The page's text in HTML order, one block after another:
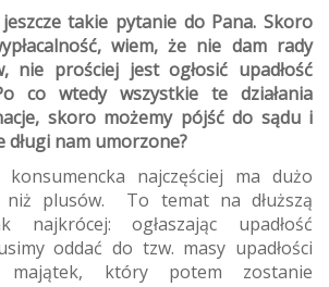
takie pytanie do Pana. Skoro
wiem, że nie dam rady
nie prościej jest ogłosić upadłość
co wtedy wszystkie te działania
skoro możemy pójść do sądu i
długi nam umorzone?
konsumencka najczęściej ma dużo
niż plusów. To temat na dłuższą
ogłaszając upadłość
oddać do tzw. masy upadłości
majątek, który potem zostanie